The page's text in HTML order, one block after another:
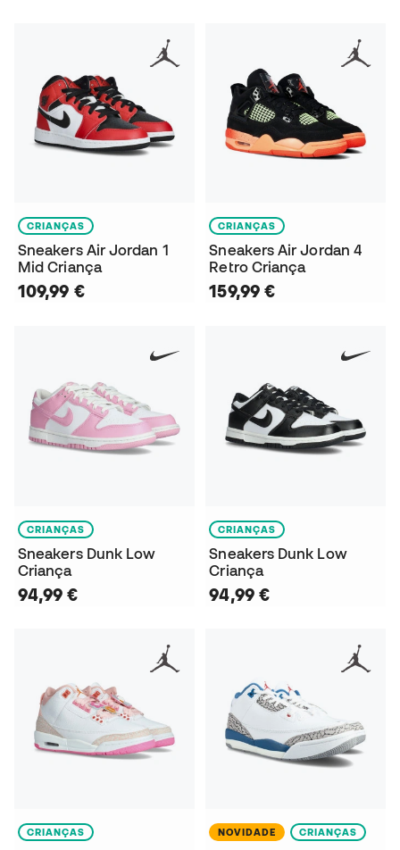
CRIANÇAS
Sneakers Air Jordan 1
Mid Criança
109,99 €
CRIANÇAS
Sneakers Air Jordan 4
Retro Criança
159,99 €
CRIANÇAS
Sneakers Dunk Low
Criança
94,99 €
CRIANÇAS
Sneakers Dunk Low
Criança
94,99 €
CRIANÇAS NOVIDADE CRIANÇAS